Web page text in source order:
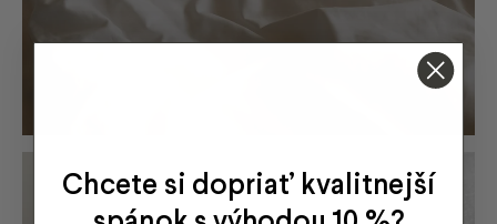
Chcete si dopriať kvalitnejší